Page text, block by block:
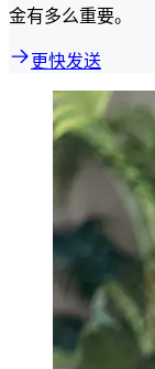
金有多么重要。
更快发送